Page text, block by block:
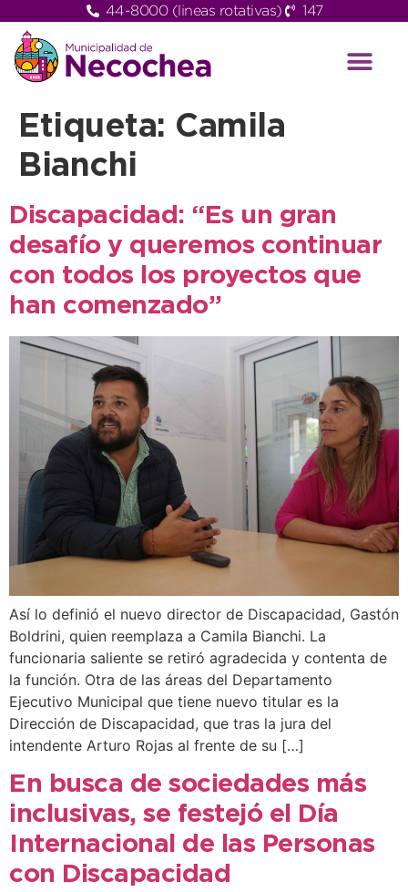
44-8000 (lineas rotativas) 147
Etiqueta: Camila
Bianchi
Discapacidad: “Es un gran
desafío y queremos continuar
con todos los proyectos que
han comenzado”
Así lo definió el nuevo director de Discapacidad, Gastón
Boldrini, quien reemplaza a Camila Bianchi. La
funcionaria saliente se retiró agradecida y contenta de
la función. Otra de las áreas del Departamento
Ejecutivo Municipal que tiene nuevo titular es la
Dirección de Discapacidad, que tras la jura del
intendente Arturo Rojas al frente de su […]
En busca de sociedades más
inclusivas, se festejó el Día
Internacional de las Personas
con Discapacidad